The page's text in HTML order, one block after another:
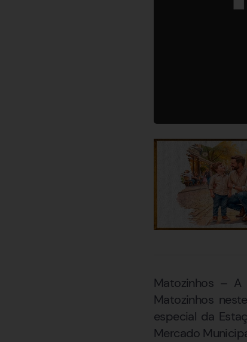
Matozinhos –
Matozinhos
especial da
Mercado